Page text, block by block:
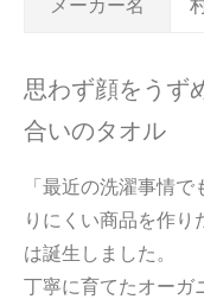
メーカー名
思わず顔をうず
合いのタオル
「最近の洗濯事情
りにくい商品を作り
は誕生しました。
丁寧に育てたオーガ